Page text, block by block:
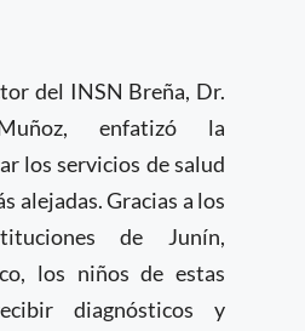
del INSN Breña, Dr.
enfatizó la
los servicios de salud
alejadas. Gracias a los
de Junín,
los niños de estas
diagnósticos y